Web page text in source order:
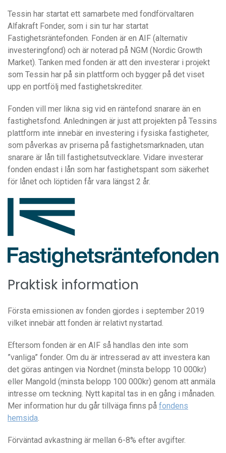
Tessin har startat ett samarbete med fondförvaltaren
Alfakraft Fonder, som i sin tur har startat
Fastighetsräntefonden. Fonden är en AIF (alternativ
investeringfond) och är noterad på NGM (Nordic Growth
Market). Tanken med fonden är att den investerar i projekt
som Tessin har på sin plattform och bygger på det viset
upp en portfölj med fastighetskrediter.
Fonden vill mer likna sig vid en räntefond snarare än en
fastighetsfond. Anledningen är just att projekten på Tessins
plattform inte innebär en investering i fysiska fastigheter,
som påverkas av priserna på fastighetsmarknaden, utan
snarare är lån till fastighetsutvecklare. Vidare investerar
fonden endast i lån som har fastighetspant som säkerhet
för lånet och löptiden får vara längst 2 år.
Praktisk information
Första emissionen av fonden gjordes i september 2019
vilket innebär att fonden är relativt nystartad.
Eftersom fonden är en AIF så handlas den inte som
”vanliga” fonder. Om du är intresserad av att investera kan
det göras antingen via Nordnet (minsta belopp 10 000kr)
eller Mangold (minsta belopp 100 000kr) genom att anmäla
intresse om teckning. Nytt kapital tas in en gång i månaden.
Mer information hur du går tillväga finns på fondens
hemsida
Förväntad avkastning är mellan 6-8% efter avgifter.